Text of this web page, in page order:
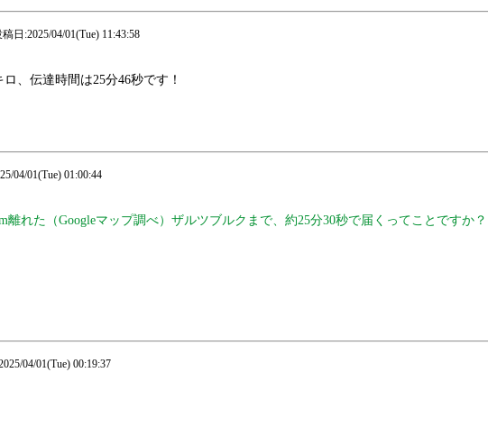
稿日:2025/04/01(Tue) 11:43:58
、伝達時間は25分46秒です！
04/01(Tue) 01:00:44
離れた（Googleマップ調べ）ザルツブルクまで、約25分30秒で届くってことですか
04/01(Tue) 00:19:37